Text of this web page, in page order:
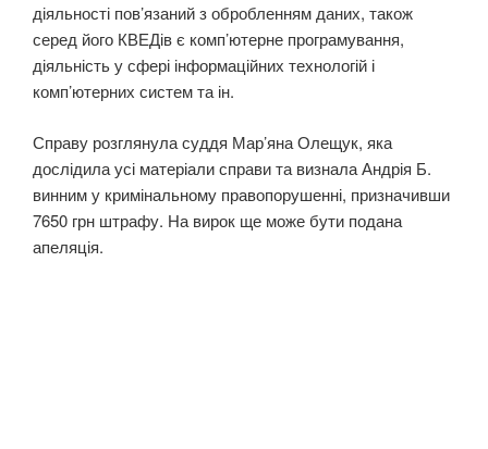
діяльності пов’язаний з обробленням даних, також
серед його КВЕДів є комп’ютерне програмування,
діяльність у сфері інформаційних технологій і
комп’ютерних систем та ін.
Справу розглянула суддя Мар’яна Олещук, яка
дослідила усі матеріали справи та визнала Андрія Б.
винним у кримінальному правопорушенні, призначивши
7650 грн штрафу. На вирок ще може бути подана
апеляція.